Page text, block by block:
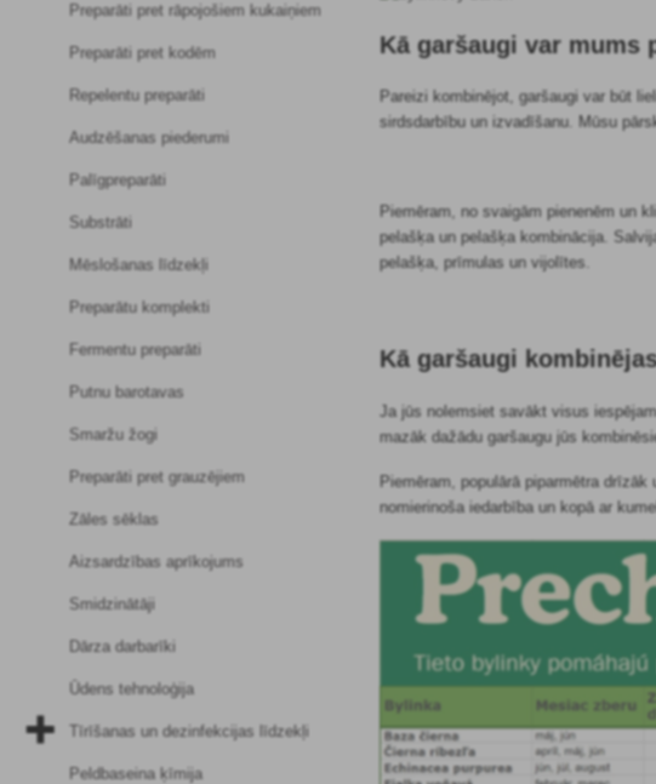
Preparāti pret rāpojošiem kukaiņiem
Preparāti pret kodēm
Repelentu preparāti
Audzēšanas piederumi
Palīgpreparāti
Substrāti
Mēslošanas līdzekļi
Preparātu komplekti
Fermentu preparāti
Putnu barotavas
Smaržu žogi
Preparāti pret grauzējiem
Zāles sēklas
Aizsardzības aprīkojums
Smidzinātāji
Dārza darbarīki
Ūdens tehnoloģija
Tīrīšanas un dezinfekcijas līdzekļi
Peldbaseina ķīmija
Kā garšaugi var mums
Pareizi kombinējot, garšaugi var būt
sirdsdarbību un izvadīšanu. Mūsu
Piemēram, no svaigām pienenēm un
pelašķa un pelašķa kombinācija.
pelašķa, prīmulas un vijolītes.
Kā garšaugi
Ja jūs nolemsiet savākt visus
mazāk dažādu garšaugu jūs
Piemēram, populārā piparmētra
nomierinoša iedarbība un kopā ar